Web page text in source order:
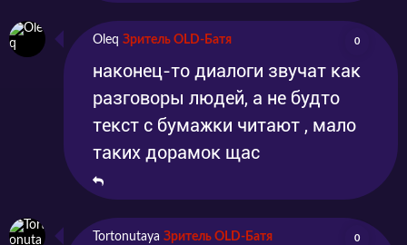
Oleq Зритель OLD-Батя 0
наконец-то диалоги звучат как
разговоры людей, а не будто
текст с бумажки читают , мало
таких дорамок щас
Tortonutaya Зритель OLD-Батя 0